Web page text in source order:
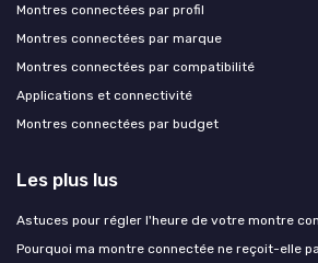
Montres connectées par profil
Montres connectées par marque
Montres connectées par compatibilité
Applications et connectivité
Montres connectées par budget
Les plus lus
Astuces pour régler l'heure de votre montre
Pourquoi ma montre connectée ne reçoit-elle